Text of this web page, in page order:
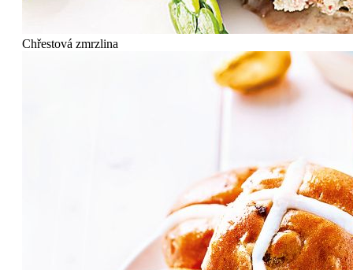
Chřestová zmrzlina